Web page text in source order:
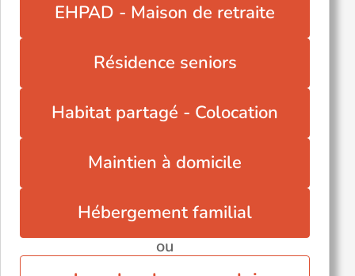
EHPAD - Maison de retraite
Résidence seniors
Habitat partagé - Colocation
Maintien à domicile
Hébergement familial
ou